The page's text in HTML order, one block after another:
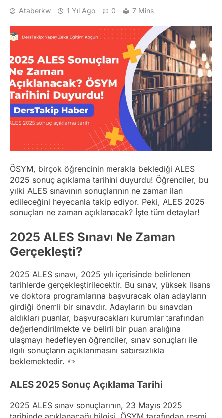
Ataberkw 1 Yıl Ago 0 7 Mins
ÖSYM, birçok öğrencinin merakla beklediği ALES
2025 sonuç açıklama tarihini duyurdu! Öğrenciler, bu
yılki ALES sınavının sonuçlarının ne zaman ilan
edileceğini heyecanla takip ediyor. Peki, ALES 2025
sonuçları ne zaman açıklanacak? İşte tüm detaylar!
2025 ALES Sınavı Ne Zaman
Gerçekleşti?
2025 ALES sınavı, 2025 yılı içerisinde belirlenen
tarihlerde gerçekleştirilecektir. Bu sınav, yüksek lisans
ve doktora programlarına başvuracak olan adayların
girdiği önemli bir sınavdır. Adayların bu sınavdan
aldıkları puanlar, başvuracakları kurumlar tarafından
değerlendirilmekte ve belirli bir puan aralığına
ulaşmayı hedefleyen öğrenciler, sınav sonuçları ile
ilgili sonuçların açıklanmasını sabırsızlıkla
beklemektedir. ✏️
ALES 2025 Sonuç Açıklama Tarihi
2025 ALES sınav sonuçlarının, 23 Mayıs 2025
tarihinde açıklanacağı bilgisi, ÖSYM tarafından resmi